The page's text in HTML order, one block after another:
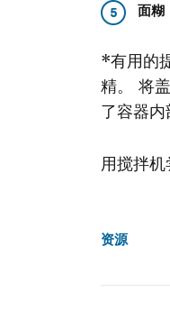
5 面糊
*有用的
精。 将
了容器
用搅拌机
资源